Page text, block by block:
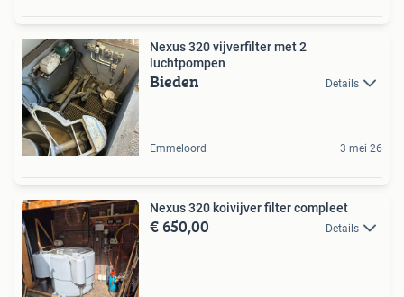
Nexus 320 vijverfilter met 2
luchtpompen
Bieden Details
Emmeloord 3 mei 26
Nexus 320 koivijver filter compleet
€ 650,00 Details